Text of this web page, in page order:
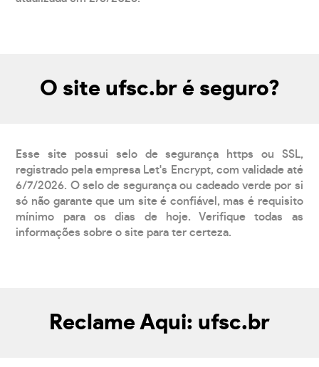
O site ufsc.br é seguro?
Esse site possui selo de segurança https ou SSL,
registrado pela empresa Let's Encrypt, com validade até
6/7/2026. O selo de segurança ou cadeado verde por si
só não garante que um site é confiável, mas é requisito
mínimo para os dias de hoje. Verifique todas as
informações sobre o site para ter certeza.
Reclame Aqui: ufsc.br